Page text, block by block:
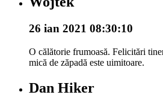
26 ian 2021 08:30:10
O călătorie frumoasă. Felicitări
mică de zăpadă este uimitoare.
Dan Hiker